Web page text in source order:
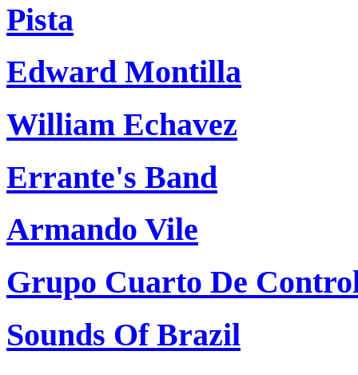
Pista
Edward Montilla
William Echavez
Errante's Band
Armando Vile
Grupo Cuarto De
Sounds Of Brazil